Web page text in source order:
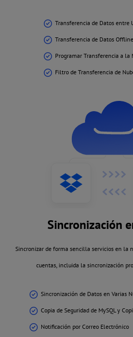
Transferencia de Datos entre
Transferencia de Datos Offline
Programar Transferencia a la
Filtro de Transferencia de
Sincronización
Sincronizar de forma sencilla servicios en la
cuentas, incluida la sincronización
Sincronización de Datos en Varias
Copia de Seguridad de MySQL y
Notificación por Correo Electrónico